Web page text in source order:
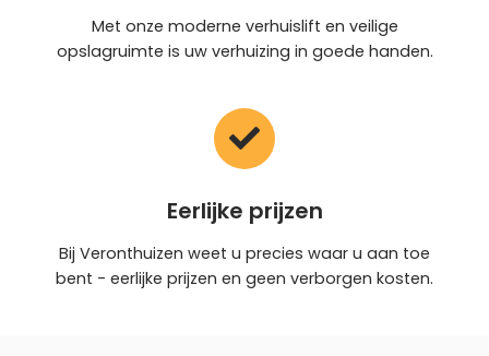
Met onze moderne verhuislift en veilige
opslagruimte is uw verhuizing in goede handen.
Eerlijke prijzen
Bij Veronthuizen weet u precies waar u aan toe
bent - eerlijke prijzen en geen verborgen kosten.